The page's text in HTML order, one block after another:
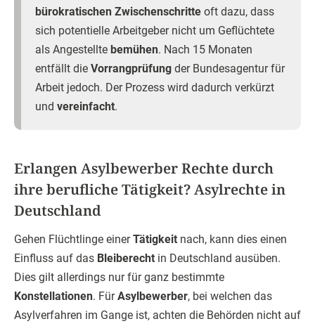
bürokratischen Zwischenschritte oft dazu, dass
sich potentielle Arbeitgeber nicht um Geflüchtete
als Angestellte bemühen. Nach 15 Monaten
entfällt die Vorrangprüfung der Bundesagentur für
Arbeit jedoch. Der Prozess wird dadurch verkürzt
und vereinfacht.
Erlangen Asylbewerber Rechte durch
ihre berufliche Tätigkeit? Asylrechte in
Deutschland
Gehen Flüchtlinge einerTätigkeit nach, kann dies einen
Einfluss auf das Bleiberecht in Deutschland ausüben.
Dies gilt allerdings nur für ganz bestimmte
Konstellationen. FürAsylbewerber, bei welchen das
Asylverfahren im Gange ist, achten die Behörden nicht auf